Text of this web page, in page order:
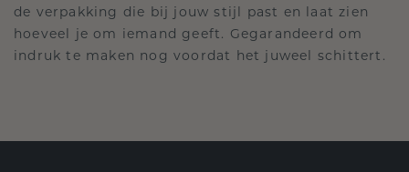
de verpakking die bij jouw stijl past en laat zien
hoeveel je om iemand geeft. Gegarandeerd om
indruk te maken nog voordat het juweel schittert.